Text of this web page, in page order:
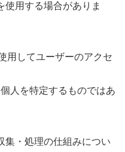
使用する場合がありま
用してユーザーのアクセ
人を特定するものではあ
集・処理の仕組みについ